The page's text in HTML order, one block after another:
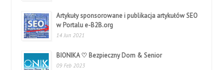
Artykuły sponsorowane i publikacja artykułów SEO
w Portalu e-B2B.org
14 Jun 2021
BIONIKA ♡ Bezpieczny Dom & Senior
09 Feb 2023